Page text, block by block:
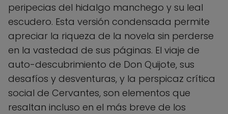
peripecias del hidalgo manchego y su leal
escudero. Esta versión condensada permite
apreciar la riqueza de la novela sin perderse
en la vastedad de sus páginas. El viaje de
auto-descubrimiento de Don Quijote, sus
desafíos y desventuras, y la perspicaz crítica
social de Cervantes, son elementos que
resaltan incluso en el más breve de los